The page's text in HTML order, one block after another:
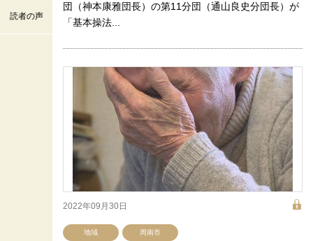
読者の声
団（神本康雅団長）の第11分団（通山良史分団長）が
「基本操法...
2022年09月30日
地域 周南市